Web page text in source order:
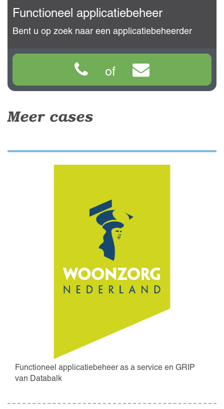
Functioneel applicatiebeheer
Bent u op zoek naar een applicatiebeheerder
of
Meer cases
Functioneel applicatiebeheer as a service en GRIP
van Databalk